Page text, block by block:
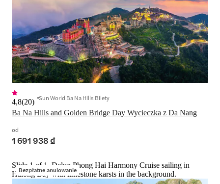
Ba Na Hills and Golden Bridge Day Wycieczka z Da Nang
4,8(20) Sun World Ba Na Hills Bilety
od
1 691 938 ₫
Bezpłatne anulowanie
Slide 1 of 1, Delux Phong Hai Harmony Cruise sailing in
Halong Bay with limestone karsts in the background.